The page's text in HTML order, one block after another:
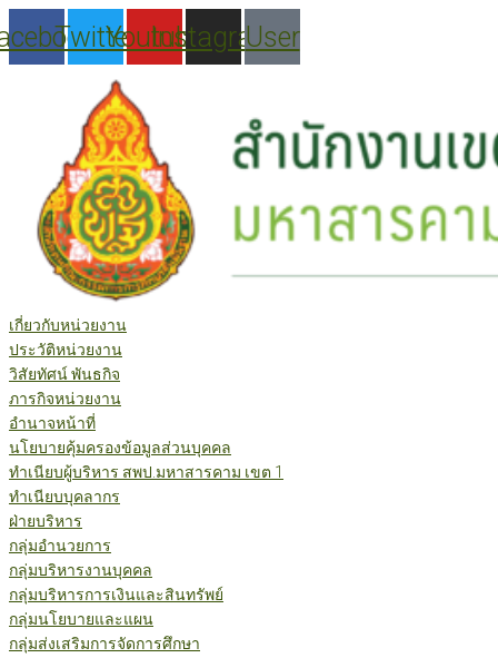
to
content
TwitterYoutube
Instagram
User
เกี่ยวกับหน่วยงาน
ประวัติหน่วยงาน
วิสัยทัศน์ พันธกิจ
ภารกิจหน่วยงาน
อำนาจหน้าที่
นโยบายคุ้มครองข้อมูลส่วนบุคคล
ทำเนียบผู้บริหาร สพป.มหาสารคาม เขต 1
ทำเนียบบุคลากร
ฝ่ายบริหาร
กลุ่มอำนวยการ
กลุ่มบริหารงานบุคคล
กลุ่มบริหารการเงินและสินทรัพย์
กลุ่มนโยบายและแผน
กลุ่มส่งเสริมการจัดการศึกษา